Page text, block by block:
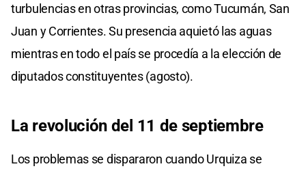
turbulencias en otras provincias, como Tucumán, San
Juan y Corrientes. Su presencia aquietó las aguas
mientras en todo el país se procedía a la elección de
diputados constituyentes (agosto).
La revolución del 11 de septiembre
Los problemas se dispararon cuando Urquiza se